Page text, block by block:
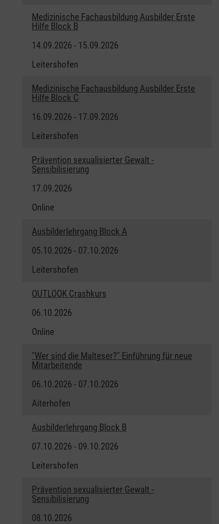
Medizinische Fachausbildung Ausbilder Erste
Hilfe Block B
14.09.2026 - 15.09.2026
Leitershofen
Medizinische Fachausbildung Ausbilder Erste
Hilfe Block C
16.09.2026 - 17.09.2026
Leitershofen
Prävention sexualisierter Gewalt -
Sensibilisierung
17.09.2026
Online
Ausbilderlehrgang Block A
05.10.2026 - 07.10.2026
Leitershofen
OUTLOOK Crashkurs
06.10.2026
Online
"Wer sind die Malteser?" Einführung für neue
Mitarbeitende
06.10.2026 - 07.10.2026
Aiterhofen
Ausbilderlehrgang Block B
07.10.2026 - 09.10.2026
Leitershofen
Prävention sexualisierter Gewalt -
Sensibilisierung
08.10.2026